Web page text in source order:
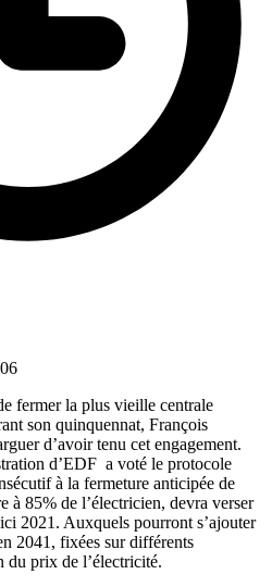
fermer la plus vieille centrale
son quinquennat, François
d’avoir tenu cet engagement.
d’EDF a voté le protocole
à la fermeture anticipée de
à 85% de l’électricien, devra verser
2021. Auxquels pourront s’ajouter
2041, fixées sur différents
du prix de l’électricité.